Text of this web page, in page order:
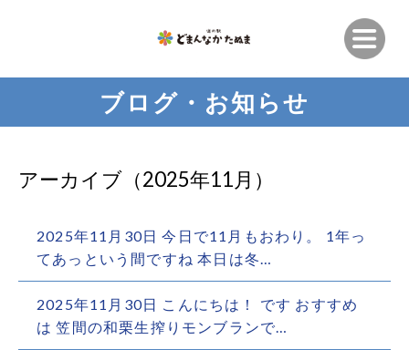
ブログ・お知らせ
アーカイブ（2025年11月）
2025年11月30日 今日で11月もおわり。 1年っ
てあっという間ですね 本日は冬…
2025年11月30日 こんにちは！ です おすすめ
は 笠間の和栗生搾りモンブランで…